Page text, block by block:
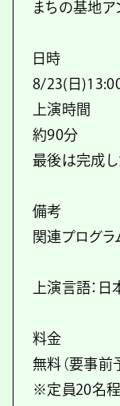
まちの基地ア
日時
8/23(日
上演時間
約90分
最後は完成し
備考
関連プログラ
上演言語：日
料金
無料（要事前
※定員20名程